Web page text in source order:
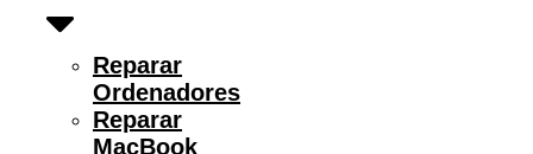
Reparar
Ordenadores
Reparar
MacBook